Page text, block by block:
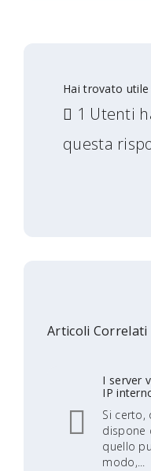
Hai trovato
1 Utenti
questa
Articoli Correlati
I server
IP
Si certo,
dispone
quello
modo,...